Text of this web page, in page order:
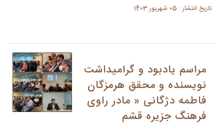
تاریخ انتشار : 05 شهریور 1403
مراسم یادبود و گرامیداشت
نویسنده و محقق هرمزگان
فاطمه دژگانی « مادر راوی
فرهنگ جزیره قشم